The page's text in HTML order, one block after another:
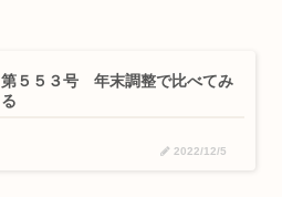
第５５３号 年末調整で比べてみ
る
2022/12/5